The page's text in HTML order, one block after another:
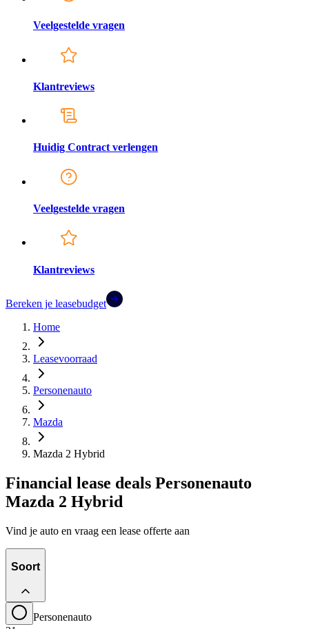
Veelgestelde vragen
Klantreviews
Huidig Contract verlengen
Veelgestelde vragen
Klantreviews
Bereken je leasebudget
Home
Leasevoorraad
Personenauto
Mazda
Mazda 2 Hybrid
Financial lease deals Personenauto
Mazda 2 Hybrid
Vind je auto en vraag een lease offerte aan
Soort
Personenauto